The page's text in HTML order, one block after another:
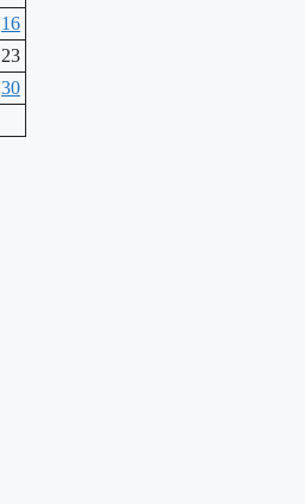
16
23
30